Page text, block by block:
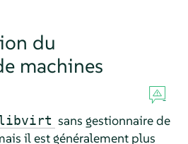
du
machines
sans gestionnaire de
il est généralement plus